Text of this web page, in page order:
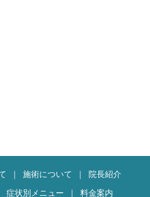
私も昼休憩中に時間があると
きはEMSをあてたりしてお
施術について
院長紹介
症状別メニュー
料金案内